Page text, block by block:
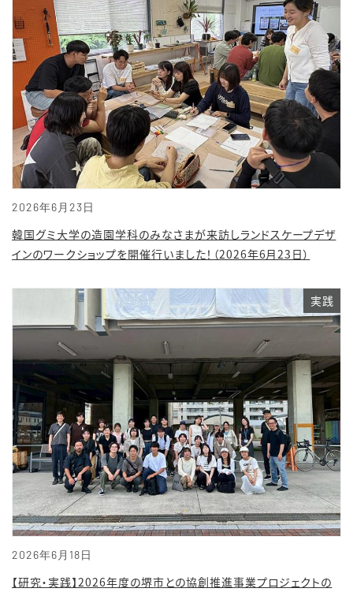
2026年6月23日
韓国グミ大学の造園学科のみなさまが来訪しランドスケープデザ
インのワークショップを開催行いました！（2026年6月23日）
2026年6月18日
実践
【研究・実践】2026年度の堺市との協創推進事業プロジェクトの